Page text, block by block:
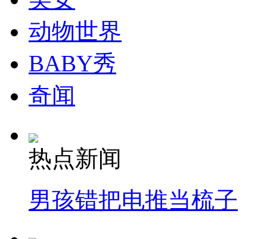
纽约上演“枕头大战”
司机酒驾遇交警 急速倒车逃窜
动物世界
BABY秀
奇闻
热点新闻
男孩错把电推当梳子